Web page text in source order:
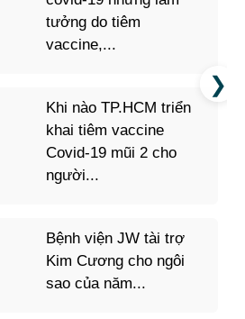
tưởng do tiêm
vaccine,...
Khi nào TP.HCM triển
khai tiêm vaccine
Covid-19 mũi 2 cho
người...
Bệnh viện JW tài trợ
Kim Cương cho ngôi
sao của năm...